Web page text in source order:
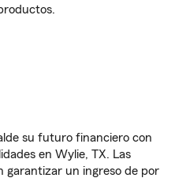
su futuro financiero con
en Wylie, TX. Las
garantizar un ingreso de por